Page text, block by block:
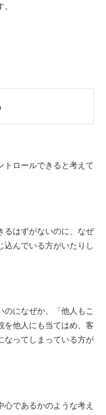
トロールできると考えて
るはずがないのに、なぜ
込んでいる方がいたりし
のになぜか、「他人もこ
を他人にも当てはめ、客
なってしまっている方が
であるかのような考え